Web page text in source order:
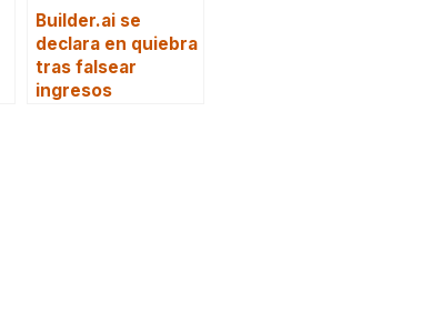
Builder.ai se
declara en quiebra
tras falsear
ingresos